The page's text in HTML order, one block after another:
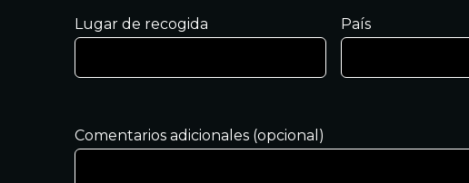
Lugar de recogida País
Comentarios adicionales (opcional)